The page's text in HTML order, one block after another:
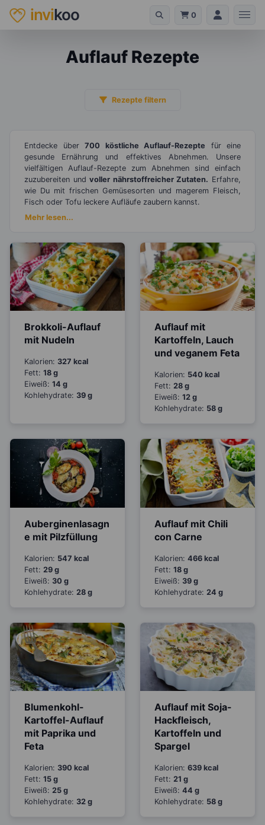
invikoo 0
Auflauf Rezepte
Rezepte filtern
Entdecke über 700 köstliche Auflauf-Rezepte für eine
gesunde Ernährung und effektives Abnehmen. Unsere
vielfältigen Auflauf-Rezepte zum Abnehmen sind einfach
zuzubereiten undvoller nährstoffreicher Zutaten. Erfahre,
wie Du mit frischen Gemüsesorten und magerem Fleisch,
Fisch oder Tofu leckere Aufläufe zaubern kannst.
Mehr lesen...
Brokkoli-Auflauf
mit Nudeln
Kalorien: 327 kcal
Fett: 18 g
Eiweiß: 14 g
Kohlehydrate: 39 g
Auflauf mit
Kartoffeln, Lauch
und veganem Feta
Kalorien: 540 kcal
Fett: 28 g
Eiweiß: 12 g
Kohlehydrate: 58 g
Auberginenlasagn
e mit Pilzfüllung
Kalorien: 547 kcal
Fett: 29 g
Eiweiß: 30 g
Kohlehydrate: 28 g
Auflauf mit Chili
con Carne
Kalorien: 466 kcal
Fett: 18 g
Eiweiß: 39 g
Kohlehydrate: 24 g
Blumenkohl-
Kartoffel-Auflauf
mit Paprika und
Feta
Kalorien: 390 kcal
Fett: 15 g
Eiweiß: 25 g
Kohlehydrate: 32 g
Auflauf mit Soja-
Hackfleisch,
Kartoffeln und
Spargel
Kalorien: 639 kcal
Fett: 21 g
Eiweiß: 44 g
Kohlehydrate: 58 g